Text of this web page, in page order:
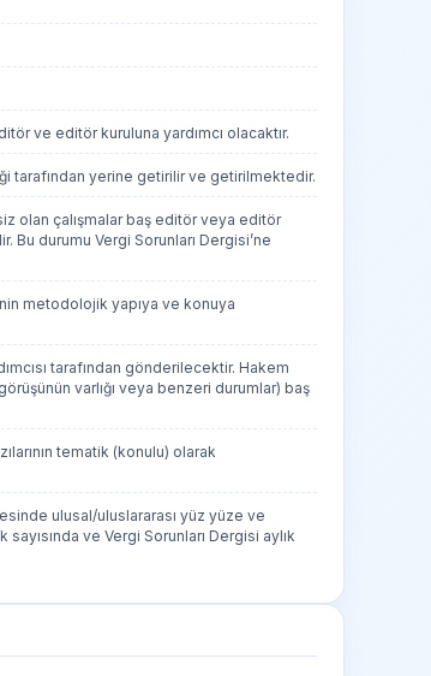
ve editör kuruluna yardımcı olacaktır.
tarafından yerine getirilir ve getirilmektedir.
olan çalışmalar baş editör veya editör
Bu durumu Vergi Sorunları Dergisi’ne
metodolojik yapıya ve konuya
tarafından gönderilecektir. Hakem
varlığı veya benzeri durumlar) baş
tematik (konulu) olarak
ulusal/uluslararası yüz yüze ve
ve Vergi Sorunları Dergisi aylık